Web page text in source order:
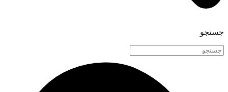
جستجو